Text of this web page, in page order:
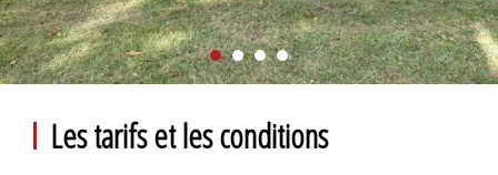
Les tarifs et les conditions